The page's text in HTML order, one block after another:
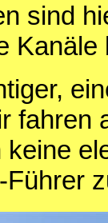
sind
Kanäle
fahren